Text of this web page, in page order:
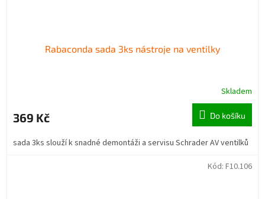
Rabaconda sada 3ks nástroje na ventilky
Skladem
369 Kč Do košíku
sada 3ks slouží k snadné demontáži a servisu Schrader AV ventilků
Kód: F10.106